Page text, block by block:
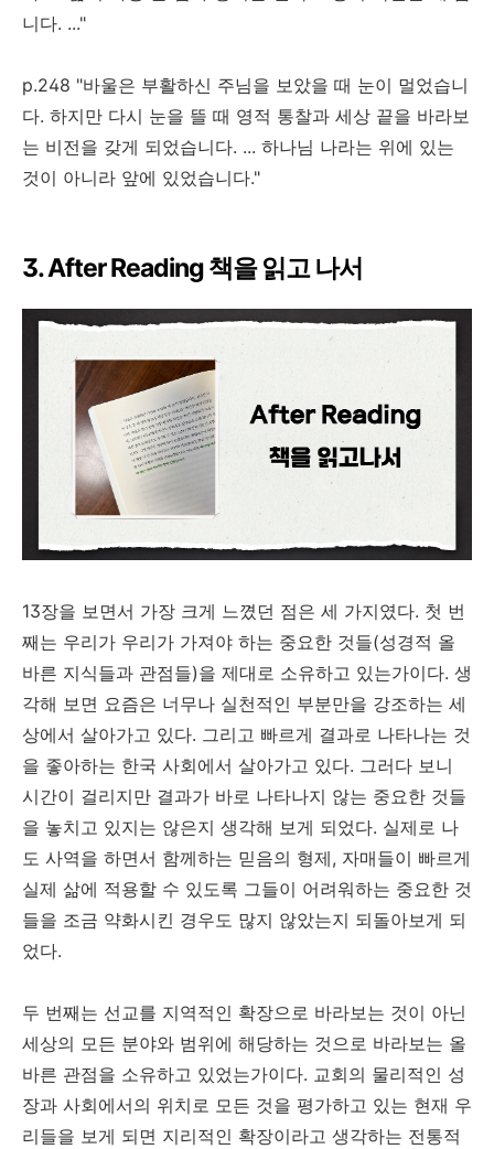
니다. ..."
p.248 "바울은 부활하신 주님을 보았을 때 눈이 멀었습니
다. 하지만 다시 눈을 뜰 때 영적 통찰과 세상 끝을 바라보
는 비전을 갖게 되었습니다. ... 하나님 나라는 위에 있는
것이 아니라 앞에 있었습니다."
3. After Reading 책을 읽고 나서
13장을 보면서 가장 크게 느꼈던 점은 세 가지였다. 첫 번
째는 우리가 우리가 가져야 하는 중요한 것들(성경적 올
바른 지식들과 관점들)을 제대로 소유하고 있는가이다. 생
각해 보면 요즘은 너무나 실천적인 부분만을 강조하는 세
상에서 살아가고 있다. 그리고 빠르게 결과로 나타나는 것
을 좋아하는 한국 사회에서 살아가고 있다. 그러다 보니
시간이 걸리지만 결과가 바로 나타나지 않는 중요한 것들
을 놓치고 있지는 않은지 생각해 보게 되었다. 실제로 나
도 사역을 하면서 함께하는 믿음의 형제, 자매들이 빠르게
실제 삶에 적용할 수 있도록 그들이 어려워하는 중요한 것
들을 조금 약화시킨 경우도 많지 않았는지 되돌아보게 되
었다.
두 번째는 선교를 지역적인 확장으로 바라보는 것이 아닌
세상의 모든 분야와 범위에 해당하는 것으로 바라보는 올
바른 관점을 소유하고 있었는가이다. 교회의 물리적인 성
장과 사회에서의 위치로 모든 것을 평가하고 있는 현재 우
리들을 보게 되면 지리적인 확장이라고 생각하는 전통적